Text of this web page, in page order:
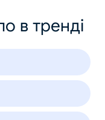
в тренді